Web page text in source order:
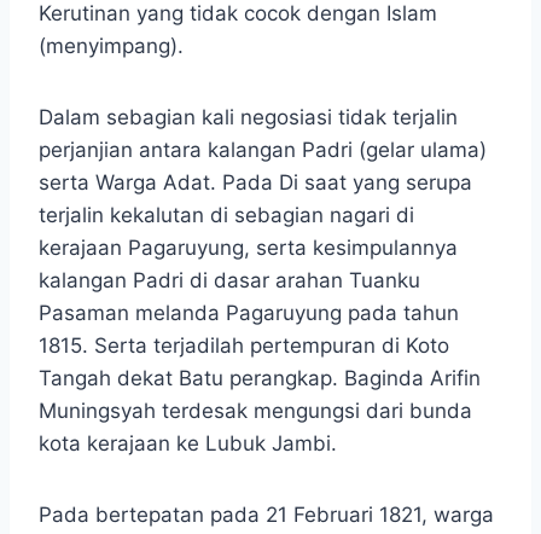
Kerutinan yang tidak cocok dengan Islam
(menyimpang).
Dalam sebagian kali negosiasi tidak terjalin
perjanjian antara kalangan Padri (gelar ulama)
serta Warga Adat. Pada Di saat yang serupa
terjalin kekalutan di sebagian nagari di
kerajaan Pagaruyung, serta kesimpulannya
kalangan Padri di dasar arahan Tuanku
Pasaman melanda Pagaruyung pada tahun
1815. Serta terjadilah pertempuran di Koto
Tangah dekat Batu perangkap. Baginda Arifin
Muningsyah terdesak mengungsi dari bunda
kota kerajaan ke Lubuk Jambi.
Pada bertepatan pada 21 Februari 1821, warga